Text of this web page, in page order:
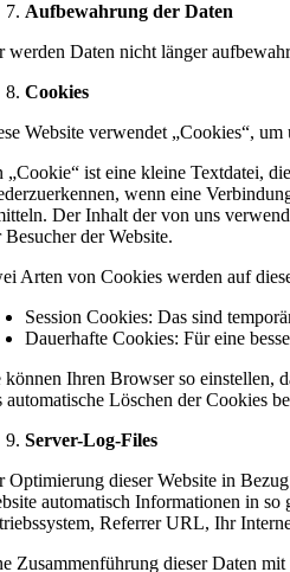
Aufbewahrung der Daten
werden Daten nicht länger
Cookies
Website verwendet „Cookies“,
„Cookie“ ist eine kleine Textdatei,
wenn eine
Der Inhalt der von uns
Besucher der Website.
Arten von Cookies werden auf
Session Cookies: Das sind
Dauerhafte Cookies: Für eine
können Ihren Browser so einstellen,
automatische Löschen der Cookies
Server-Log-Files
Optimierung dieser Website in
automatisch Informationen in
Referrer URL, Ihr
Zusammenführung dieser Daten